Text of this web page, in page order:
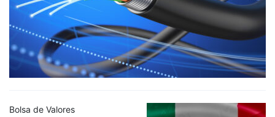
Bolsa de Valores